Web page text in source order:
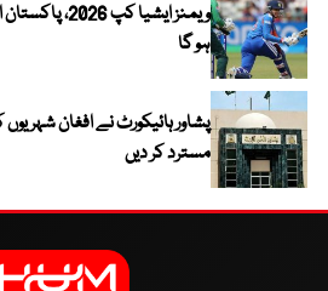
ویمنز ایشیا کپ
ہو گا
پشاور ہائیکورٹ نے افغان
مسترد کر دیں